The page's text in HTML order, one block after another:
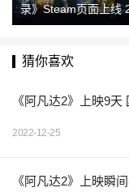
录》Steam页面上线
Q1发售
猜你喜欢
《阿凡达2》上映9
2022-12-25
《阿凡达2》上映瞬